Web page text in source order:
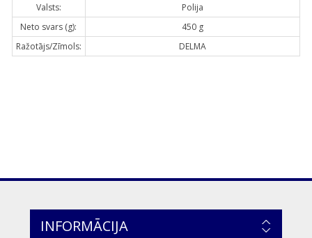
Valsts:
Polija
Neto svars (g):
450 g
Ražotājs/Zīmols:
DELMA
INFORMĀCIJA